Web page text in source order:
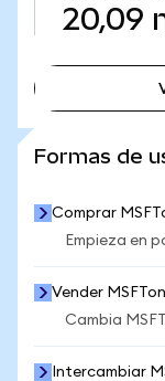
20,09
Formas de
Comprar
Empieza en
Vender MSFTon
Cambia
Intercambiar